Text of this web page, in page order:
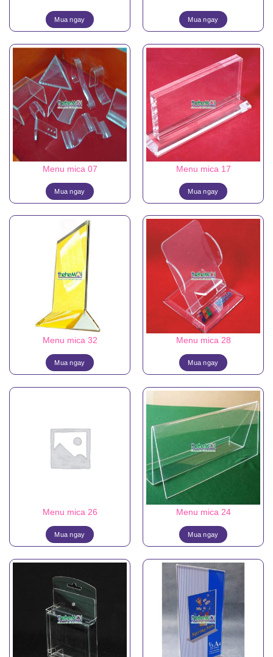
Mua ngay Mua ngay
Menu mica 07
Mua ngay
Menu mica 17
Mua ngay
Menu mica 32
Mua ngay
Menu mica 28
Mua ngay
Menu mica 26
Mua ngay
Menu mica 24
Mua ngay